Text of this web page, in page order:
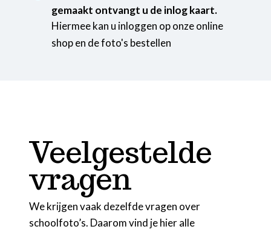
gemaakt ontvangt u de inlog kaart.
Hiermee kan u inloggen op onze online
shop en de foto's bestellen
Veelgestelde
vragen
We krijgen vaak dezelfde vragen over
schoolfoto’s. Daarom vind je hier alle